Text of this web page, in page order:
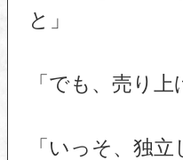
と」
「でも、売り
「いっそ、独